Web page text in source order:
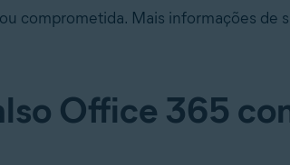
comprometida. Mais informações de
Office 365